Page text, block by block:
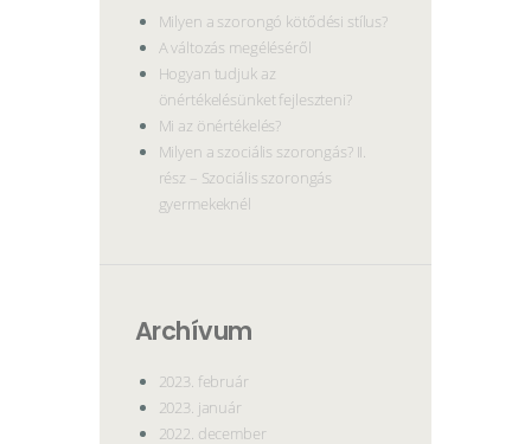
Milyen a szorongó kötődési stílus?
A változás megéléséről
Hogyan tudjuk az
önértékelésünket fejleszteni?
Mi az önértékelés?
Milyen a szociális szorongás? II.
rész – Szociális szorongás
gyermekeknél
Archívum
2023. február
2023. január
2022. december